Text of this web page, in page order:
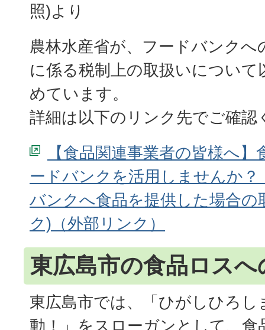
照)より
農林水産省が、フードバンクへ
に係る税制上の取扱いについ
めています。
詳細は以下のリンク先でご確認
【食品関連事業者の皆様へ
ードバンクを活用しませんか？
バンクへ食品を提供した場合の
ク)
東広島市の食品ロス
東広島市では、「ひがしひろし
動！」をスローガンとして、食